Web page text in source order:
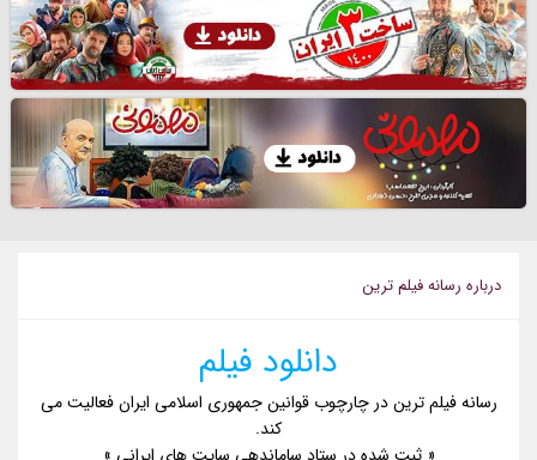
درباره رسانه فيلم ترين
دانلود فیلم
رسانه فیلم ترین در چارچوب قوانین جمهوری اسلامی ایران فعالیت می
کند.